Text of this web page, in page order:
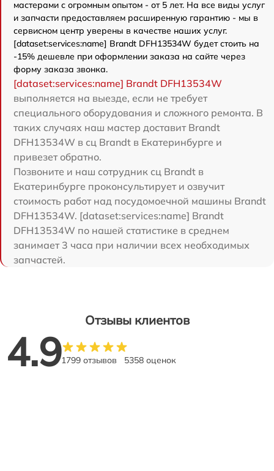
мастерами с огромным опытом - от 5 лет. На все виды услуг
и запчасти предоставляем расширенную гарантию - мы в
сервисном центр уверены в качестве наших услуг.
[dataset:services:name] Brandt DFH13534W будет стоить на
-15% дешевле при оформлении заказа на сайте через
форму заказа звонка.
[dataset:services:name] Brandt DFH13534W
выполняется на выезде, если не требует
специального оборудования и сложного ремонта. В
таких случаях наш мастер доставит Brandt
DFH13534W в сц Brandt в Екатеринбурге и
привезет обратно.
Позвоните и наш сотрудник сц Brandt в
Екатеринбурге проконсультирует и озвучит
стоимость работ над посудомоечной машины Brandt
DFH13534W. [dataset:services:name] Brandt
DFH13534W по нашей статистике в среднем
занимает 3 часа при наличии всех необходимых
запчастей.
Отзывы клиентов
4.91799 отзывов 5358 оценок